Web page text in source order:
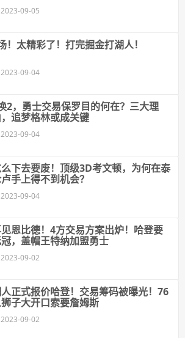
2023-09-05
！太精彩了！打完掘金打湖人！
2023-09-04
2，勇士交易保罗目的何在？三大理
追梦格林或成关键
2023-09-04
下去要废！顶级3D考文顿，为何在泰
手上得不到机会？
2023-09-04
恩比德！4方交易方案出炉！哈登要
，盖帽王特纳加盟勇士
2023-09-02
正式报价哈登！交易筹码被曝光！76
子大开口索要詹姆斯
2023-09-02